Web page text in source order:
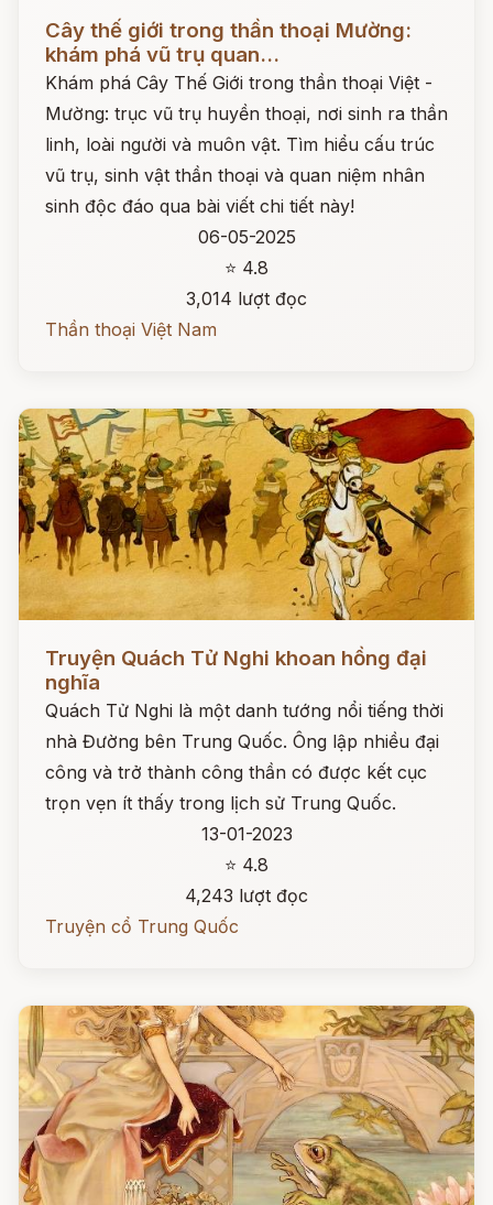
Cây thế giới trong thần thoại Mường:
khám phá vũ trụ quan...
Khám phá Cây Thế Giới trong thần thoại Việt -
Mường: trục vũ trụ huyền thoại, nơi sinh ra thần
linh, loài người và muôn vật. Tìm hiểu cấu trúc
vũ trụ, sinh vật thần thoại và quan niệm nhân
sinh độc đáo qua bài viết chi tiết này!
06-05-2025
⭐ 4.8
3,014 lượt đọc
Thần thoại Việt Nam
Truyện Quách Tử Nghi khoan hồng đại
nghĩa
Quách Tử Nghi là một danh tướng nổi tiếng thời
nhà Đường bên Trung Quốc. Ông lập nhiều đại
công và trở thành công thần có được kết cục
trọn vẹn ít thấy trong lịch sử Trung Quốc.
13-01-2023
⭐ 4.8
4,243 lượt đọc
Truyện cổ Trung Quốc